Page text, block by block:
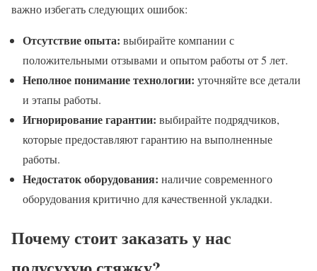
важно избегать следующих ошибок:
Отсутствие опыта: выбирайте компании с
положительными отзывами и опытом работы от 5 лет.
Неполное понимание технологии: уточняйте все детали
и этапы работы.
Игнорирование гарантии: выбирайте подрядчиков,
которые предоставляют гарантию на выполненные
работы.
Недостаток оборудования: наличие современного
оборудования критично для качественной укладки.
Почему стоит заказать у нас